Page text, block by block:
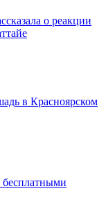
о реакции
в Красноярском
бесплатными